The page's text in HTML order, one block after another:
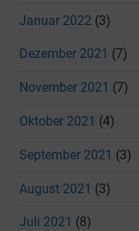
Januar 2022 (3)
Dezember 2021 (7)
November 2021 (7)
Oktober 2021 (4)
September 2021 (3)
August 2021 (3)
Juli 2021 (8)